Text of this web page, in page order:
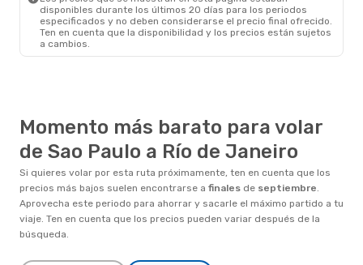
disponibles durante los últimos 20 días para los periodos
especificados y no deben considerarse el precio final ofrecido.
Ten en cuenta que la disponibilidad y los precios están sujetos
a cambios.
Momento más barato para volar
de Sao Paulo a Río de Janeiro
Si quieres volar por esta ruta próximamente, ten en cuenta que los
precios más bajos suelen encontrarse a finales de septiembre.
Aprovecha este periodo para ahorrar y sacarle el máximo partido a tu
viaje. Ten en cuenta que los precios pueden variar después de la
búsqueda.